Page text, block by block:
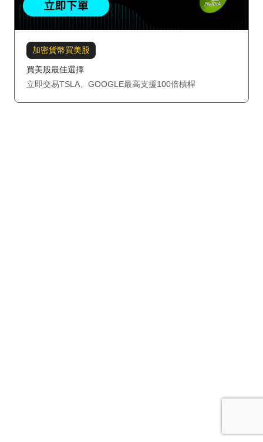
加密貨幣買美股
買美股最佳選擇
立即交易TSLA、GOOGLE最高支援100倍槓桿